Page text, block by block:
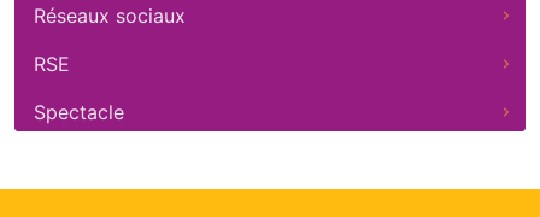
Réseaux sociaux
RSE
Spectacle